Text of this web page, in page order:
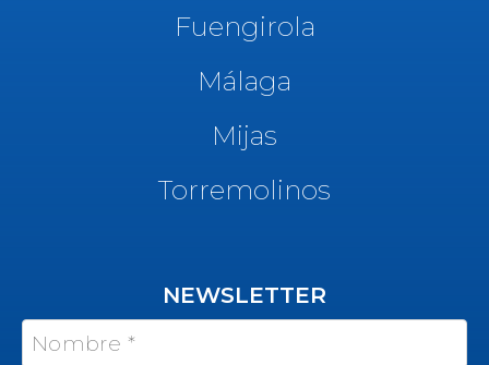
Fuengirola
Málaga
Mijas
Torremolinos
NEWSLETTER